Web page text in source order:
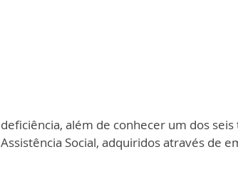
deficiência, além de conhecer um dos
Assistência Social, adquiridos através de